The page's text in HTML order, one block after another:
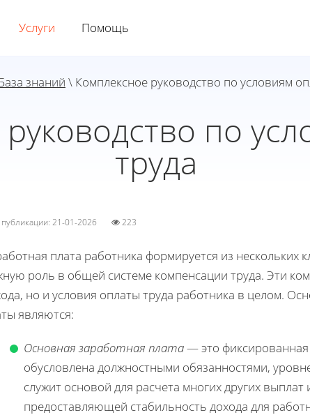
Услуги Помощь
знаний \ Комплексное руководство по условиям
по
труда
публикации: 21-01-2026 223
плата работника формируется из
роль в общей системе компенсации труда. Эти
но и условия оплаты труда работника в целом.
являются:
Основная заработная плата— это фиксированная
обусловлена должностными обязанностями,
служит основой для расчета многих других
предоставляющей стабильность дохода для